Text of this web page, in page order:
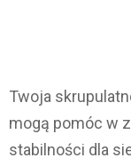
Twoja
mogą pomóc w
stabilności dla